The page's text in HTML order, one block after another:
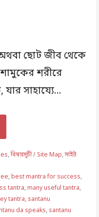
ছোট জীব থেকে
শরীরে
সাহায্যে…
,বিষয়সূচী / Site Map,সাইট
,best mantra for success,
tantra,many useful tantra,
tantra, santanu
da speaks, santanu